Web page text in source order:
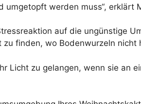
werden muss“, erklärt
auf die ungünstige
finden, wo Bodenwurzeln nicht
Licht zu gelangen, wenn sie an